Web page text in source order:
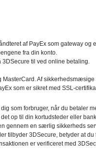
af PayEx som gateway og
fra din konto.
til ved online betaling.
Af
som er sikret med SSL-
som forbruger, når du betaler
op til din kortudsteder eller
gennem en særlig sikkerheds
tilbyder 3DSecure, betyder at
er verificeret med